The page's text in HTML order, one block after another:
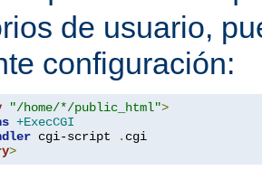
de usuario,
configuración:
"/home/*/public_html">
+ExecCGI
cgi-script .
>